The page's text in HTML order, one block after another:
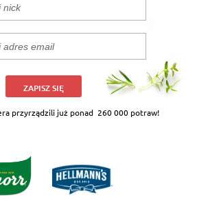
ZAPISZ SIĘ
przyrządzili już ponad 260 000 potraw!